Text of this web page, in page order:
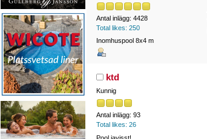
Antal inlägg: 4428
Total likes: 250
Inomhuspool 8x4 m
ktd
Kunnig
Antal inlägg: 93
Total likes: 26
Pool javisst!